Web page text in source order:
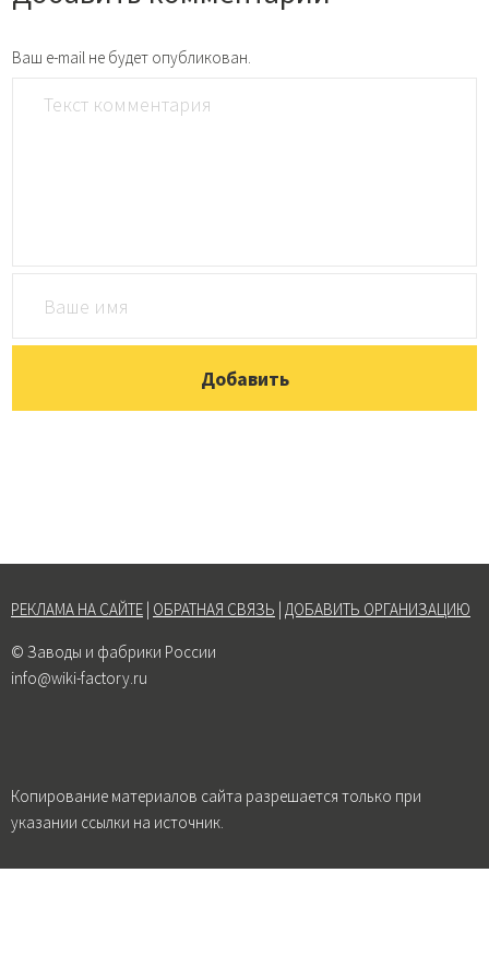
Ваш e-mail не будет опубликован.
РЕКЛАМА НА САЙТЕ ОБРАТНАЯ СВЯЗЬ ДОБАВИТЬ ОРГАНИЗАЦИЮ
© Заводы и фабрики России
info@wiki-factory.ru
Копирование материалов сайта разрешается только при
указании ссылки на источник.